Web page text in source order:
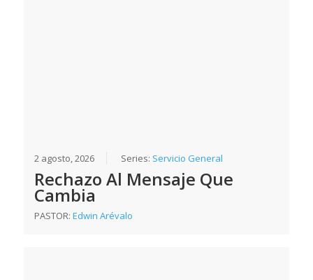
2 agosto, 2026 Series: Servicio General
Rechazo Al Mensaje Que
Cambia
PASTOR:Edwin Arévalo